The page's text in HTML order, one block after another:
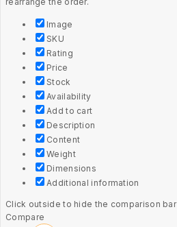
Image
SKU
Rating
Price
Stock
Availability
Add to cart
Description
Content
Weight
Dimensions
Additional information
Click outside to hide the comparison bar
Compare